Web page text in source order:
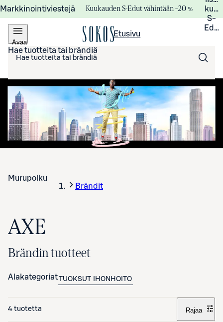
Markkinointiviestejä Kuukauden S-Edut vähintään –20 %
S-
Avaa
valikko
Etusivu
Hae tuotteita tai brändiä
Murupolku
Brändit
AXE
Brändin tuotteet
AlakategoriatTUOKSUT IHONHOITO
4 tuotetta Rajaa